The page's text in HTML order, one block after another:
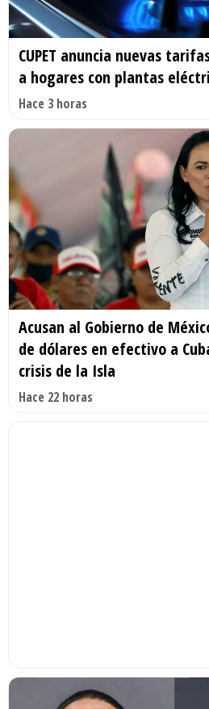
CUPET anuncia nuevas
a hogares con plantas
Hace 3 horas
Acusan al Gobierno de
de dólares en efectivo a
crisis de la Isla
Hace 22 horas